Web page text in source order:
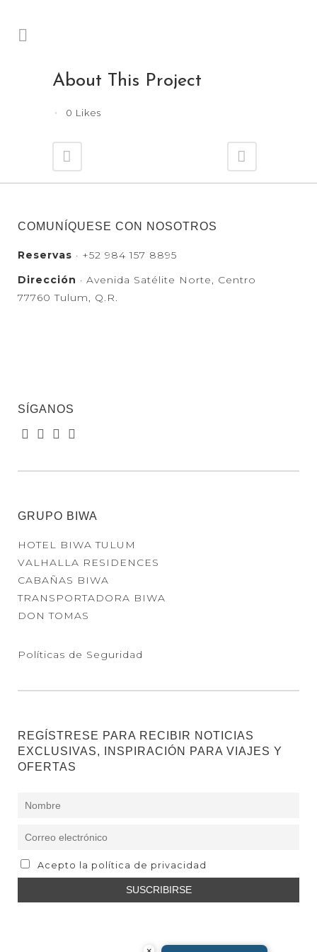
About This Project
0 Likes
COMUNÍQUESE CON NOSOTROS
Reservas · +52 984 157 8895
Dirección · Avenida Satélite Norte, Centro
77760 Tulum, Q.R.
SÍGANOS
GRUPO BIWA
HOTEL BIWA TULUM
VALHALLA RESIDENCES
CABAÑAS BIWA
TRANSPORTADORA BIWA
DON TOMAS
Políticas de Seguridad
REGÍSTRESE PARA RECIBIR NOTICIAS
EXCLUSIVAS, INSPIRACIÓN PARA VIAJES Y
OFERTAS
Acepto la política de privacidad